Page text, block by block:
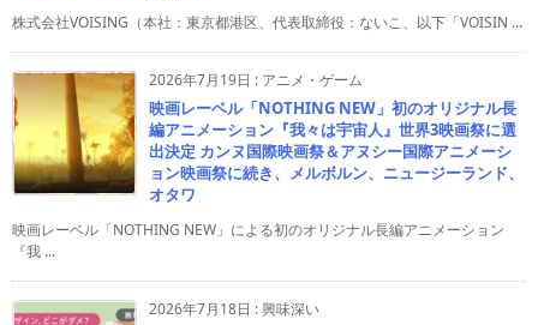
株式会社VOISING（本社：東京都港区、代表取締役：ないこ、以下「VOISIN ...
2026年7月19日 : アニメ・ゲーム
映画レーベル「NOTHING NEW」初のオリジナル長
編アニメーション『我々は宇宙人』世界3映画祭に選
出決定 カンヌ国際映画祭＆アヌシー国際アニメーシ
ョン映画祭に続き、メルボルン、ニュージーランド、
オタワ
映画レーベル「NOTHING NEW」による初のオリジナル長編アニメーション
『我 ...
2026年7月18日 :興味深い